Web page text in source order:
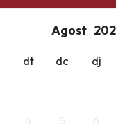
Agost
dt dc dj